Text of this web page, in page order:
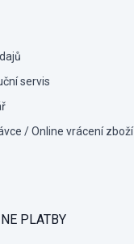
servis
/ Online vrácení zboží
PLATBY